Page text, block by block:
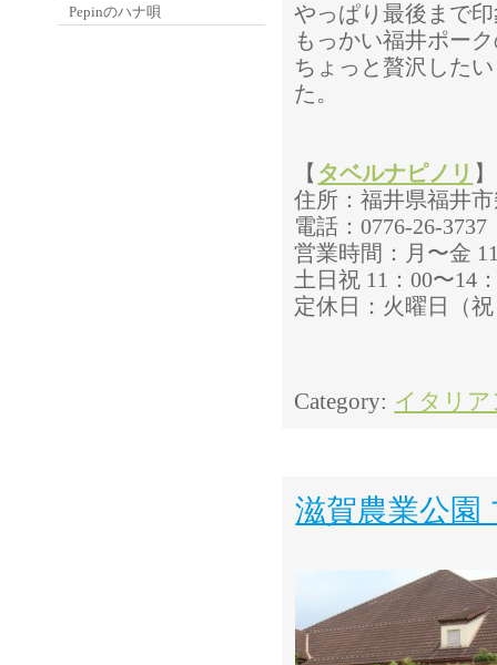
やっぱり最後まで
もっかい福井ポー
ちょっと贅沢した
た。
【 タベルナピノリ 】
住所：福井県福井
電話：0776-26-3737
営業時間：月〜金
土日祝 11：00〜14
定休日：火曜日（
Category: イタリ
滋賀農業公園
Pepinのハナ唄